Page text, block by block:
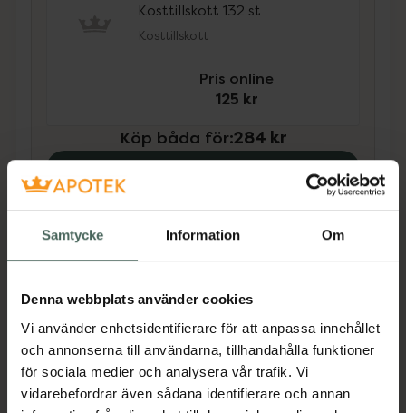
Samtycke Information Om
Denna webbplats använder cookies
Vi använder enhetsidentifierare för att anpassa innehållet
och annonserna till användarna, tillhandahålla funktioner
för sociala medier och analysera vår trafik. Vi
vidarebefordrar även sådana identifierare och annan
Kosttillskott 132 st
Kosttillskott
Pris online
125 kr
Köp båda för:284 kr
Beskrivning Dölj
Kosttillskott. Rekommenderad
daglig dos bör inte överskridas.
Kosttillskott bör inte ersätta en
varierad kost och en hälsosam
livsstil. Förvaras utom räckhåll för